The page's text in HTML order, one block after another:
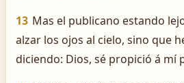
13 Mas el publicano estando
alzar los ojos al cielo, sino que
diciendo: Dios, sé propició á mí